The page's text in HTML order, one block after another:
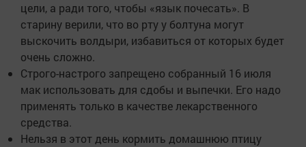
цели, а ради того, чтобы «язык почесать». В
старину верили, что во рту у болтуна могут
выскочить волдыри, избавиться от которых будет
очень сложно.
Строго-настрого запрещено собранный 16 июля
мак использовать для сдобы и выпечки. Его надо
применять только в качестве лекарственного
средства.
Нельзя в этот день кормить домашнюю птицу